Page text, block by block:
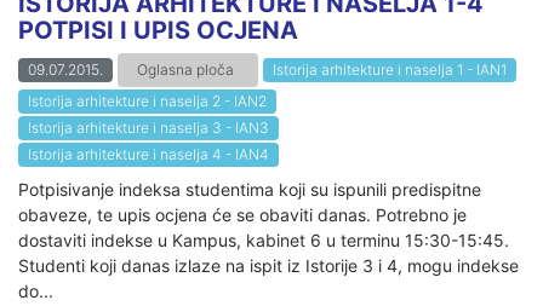
POTPISI I UPIS OCJENA
09.07.2015. Oglasna ploča
Istorija arhitekture i naselja 1 - IAN1
Istorija arhitekture i naselja 2 - IAN2
Istorija arhitekture i naselja 3 - IAN3
Istorija arhitekture i naselja 4 - IAN4
Potpisivanje indeksa studentima koji su ispunili predispitne
obaveze, te upis ocjena će se obaviti danas. Potrebno je
dostaviti indekse u Kampus, kabinet 6 u terminu 15:30-15:45.
Studenti koji danas izlaze na ispit iz Istorije 3 i 4, mogu indekse
do...